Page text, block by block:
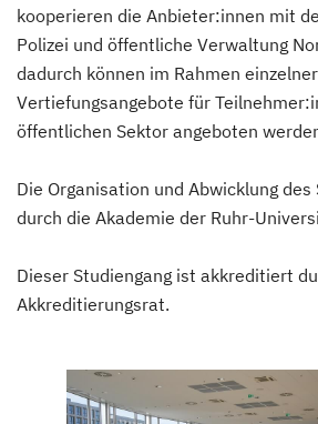
kooperieren die Anbieter:innen mit
Polizei und öffentliche Verwaltung
dadurch können im Rahmen
Vertiefungsangebote für
öffentlichen Sektor angeboten
Die Organisation und Abwicklung
durch die Akademie der Ruhr-
Dieser Studiengang ist akkreditiert
Akkreditierungsrat.